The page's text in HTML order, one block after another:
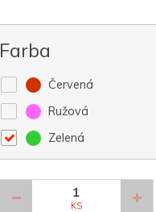
Farba
Červená
Ružová
Zelená
KS